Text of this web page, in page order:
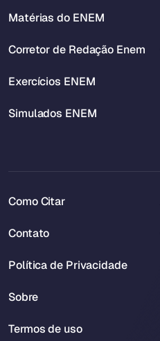
Matérias do ENEM
Corretor de Redação Enem
Exercícios ENEM
Simulados ENEM
Como Citar
Contato
Política de Privacidade
Sobre
Termos de uso